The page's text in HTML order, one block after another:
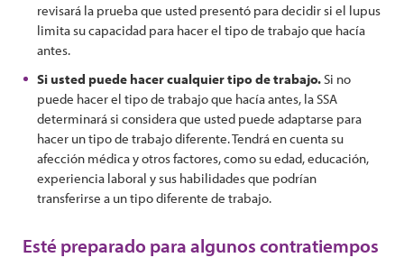
revisará la prueba que usted presentó para decidir si el lupus
limita su capacidad para hacer el tipo de trabajo que hacía
antes.
Si usted puede hacer cualquier tipo de trabajo.Si no
puede hacer el tipo de trabajo que hacía antes, la SSA
determinará si considera que usted puede adaptarse para
hacer un tipo de trabajo diferente. Tendrá en cuenta su
afección médica y otros factores, como su edad, educación,
experiencia laboral y sus habilidades que podrían
transferirse a un tipo diferente de trabajo.
Esté preparado para algunos contratiempos